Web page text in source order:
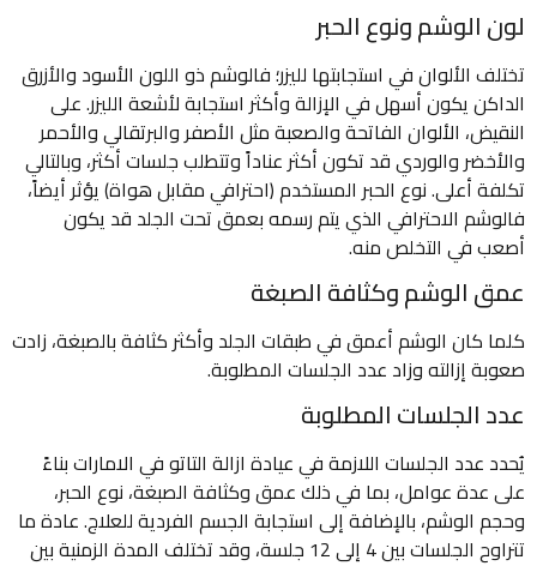
لون الوشم ونوع الحبر
تختلف الألوان في استجابتها لليزر؛ فالوشم ذو اللون الأسود والأزرق
الداكن يكون أسهل في الإزالة وأكثر استجابة لأشعة الليزر. على
النقيض، الألوان الفاتحة والصعبة مثل الأصفر والبرتقالي والأحمر
والأخضر والوردي قد تكون أكثر عناداً وتتطلب جلسات أكثر، وبالتالي
تكلفة أعلى. نوع الحبر المستخدم (احترافي مقابل هواة) يؤثر أيضاً،
فالوشم الاحترافي الذي يتم رسمه بعمق تحت الجلد قد يكون
أصعب في التخلص منه.
عمق الوشم وكثافة الصبغة
كلما كان الوشم أعمق في طبقات الجلد وأكثر كثافة بالصبغة، زادت
صعوبة إزالته وزاد عدد الجلسات المطلوبة.
عدد الجلسات المطلوبة
يُحدد عدد الجلسات اللازمة في عيادة ازالة التاتو في الامارات بناءً
على عدة عوامل، بما في ذلك عمق وكثافة الصبغة، نوع الحبر،
وحجم الوشم، بالإضافة إلى استجابة الجسم الفردية للعلاج. عادة ما
تتراوح الجلسات بين 4 إلى 12 جلسة، وقد تختلف المدة الزمنية بين